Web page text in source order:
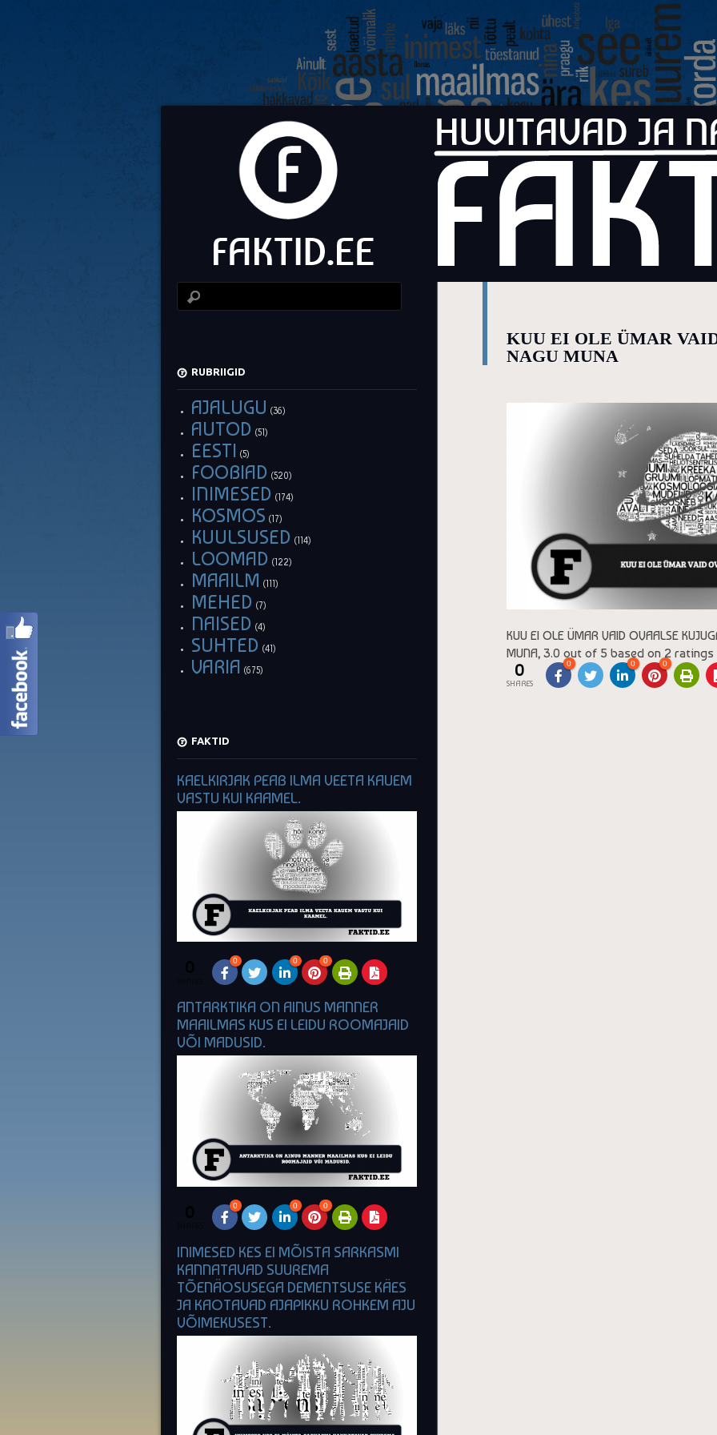
Faktid
Huvitavad ja naljakad faktid elust
KUU EI OLE ÜMAR
NAGU MUNA
KUU EI OLE ÜMAR VAID OVAALSE
MUNA, 3.0 out of 5 based on 2 ratings
0
SHARES
0 0 0
RUBRIIGID
AJALUGU (36)
AUTOD (51)
EESTI (5)
FOOBIAD (520)
INIMESED (174)
KOSMOS (17)
KUULSUSED (114)
LOOMAD (122)
MAAILM (111)
MEHED (7)
NAISED (4)
SUHTED (41)
VARIA (675)
FAKTID
KAELKIRJAK PEAB ILMA VEETA KAUEM
VASTU KUI KAAMEL.
0 0 0 0
ANTARKTIKA ON AINUS MANNER
MAAILMAS KUS EI LEIDU ROOMAJAID
VÕI MADUSID.
0 0 0 0
INIMESED KES EI MÕISTA SARKASMI
KANNATAVAD SUUREMA
TÕENÄOSUSEGA DEMENTSUSE KÄES
JA KAOTAVAD AJAPIKKU ROHKEM AJU
VÕIMEKUSEST.